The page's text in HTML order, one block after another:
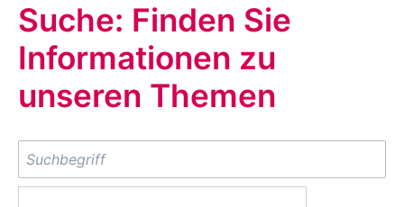
Suche: Finden Sie
Informationen zu
unseren Themen